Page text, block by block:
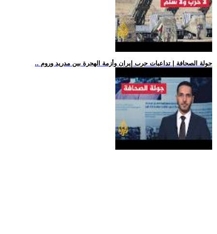
.. جولة الصحافة | تداعيات حرب إيران وأزمة الهجرة بين مدريد وروم